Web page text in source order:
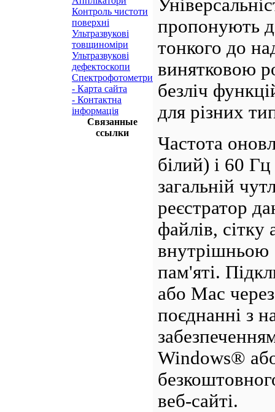
Контроль чистоти
поверхні
Ультразвукові
товщиноміри
Ультразвукові
дефектоскопи
Спектрофотометри
- Карта сайта
- Контактна
інформація
Связанные
ссылки
пропонують
тонкого до
винятковою
безліч
для різних
Частота
білий) і 60
загальній
реєстратор
файлів,
внутрішньою
пам'яті.
або Mac
поєднанні з
Windows®
веб-сайті.